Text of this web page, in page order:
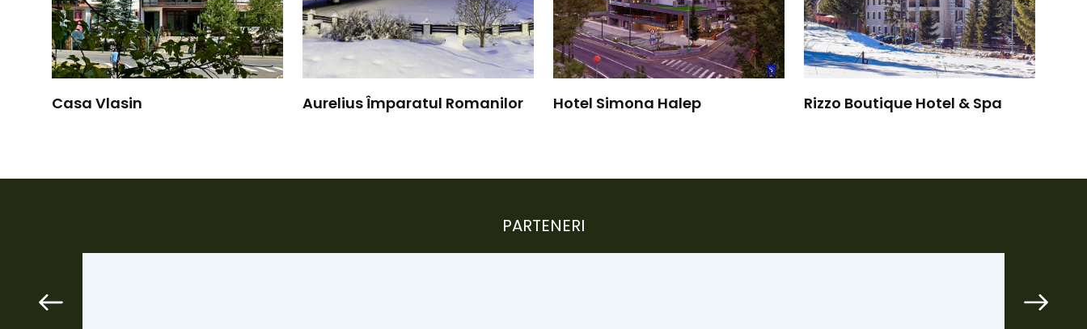
Casa Vlasin Aurelius Împaratul Romanilor Hotel Simona Halep Rizzo Boutique Hotel & Spa
PARTENERI